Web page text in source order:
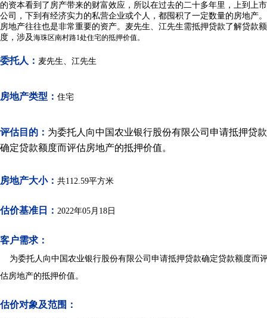
的资本看到了房产带来的财富效应，所以在过去的二十多年里，上到上市
公司，下到有经济实力的私营企业或个人，都囤积了一定数量的房地产。
房地产往往也是非常重要的资产。麦先生、江先生需抵押贷款了解贷款额
度，涉及海珠区南村路1处住宅的抵押价值。
委托人： 麦先生、江先生
房地产类型： 住宅
评估目的： 为委托人向中国农业银行股份有限公司申请抵押贷款
确定贷款额度而评估房地产的抵押价值。
房地产大小： 共112.59平方米
估价基准日： 2022年05月18日
客户需求：
为委托人 向中国农业银行股份有限公司申请抵押贷款确定贷款额度而
估房地产的抵押价值。
估价对象及范围：